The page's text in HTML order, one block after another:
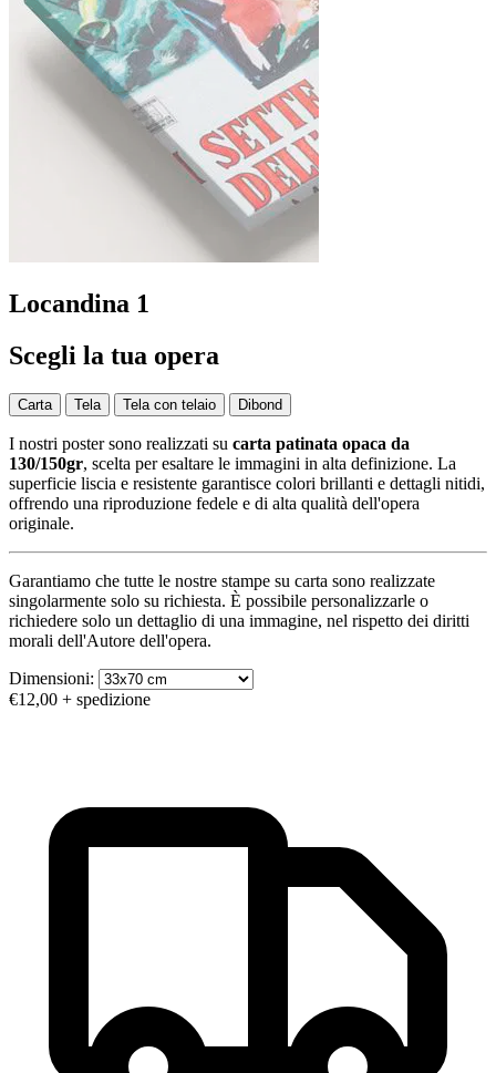
Locandina 1
Scegli la tua opera
Carta Tela Tela con telaio Dibond
I nostri poster sono realizzati su carta patinata opaca da
130/150gr, scelta per esaltare le immagini in alta definizione. La
superficie liscia e resistente garantisce colori brillanti e dettagli nitidi,
offrendo una riproduzione fedele e di alta qualità dell'opera
originale.
Garantiamo che tutte le nostre stampe su carta sono realizzate
singolarmente solo su richiesta. È possibile personalizzarle o
richiedere solo un dettaglio di una immagine, nel rispetto dei diritti
morali dell'Autore dell'opera.
Dimensioni:
€12,00 + spedizione